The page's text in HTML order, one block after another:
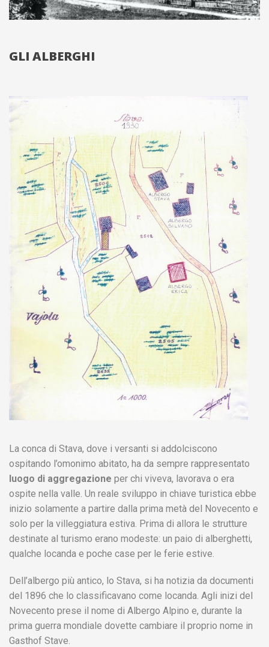
GLI ALBERGHI
La conca di Stava, dove i versanti si addolciscono
ospitando l’omonimo abitato, ha da sempre rappresentato
luogo di aggregazione per chi viveva, lavorava o era
ospite nella valle. Un reale sviluppo in chiave turistica ebbe
inizio solamente a partire dalla prima metà del Novecento e
solo per la villeggiatura estiva. Prima di allora le strutture
destinate al turismo erano modeste: un paio di alberghetti,
qualche locanda e poche case per le ferie estive.
Dell’albergo più antico, lo Stava, si ha notizia da documenti
del 1896 che lo classificavano come locanda. Agli inizi del
Novecento prese il nome di Albergo Alpino e, durante la
prima guerra mondiale dovette cambiare il proprio nome in
Gasthof Stave.